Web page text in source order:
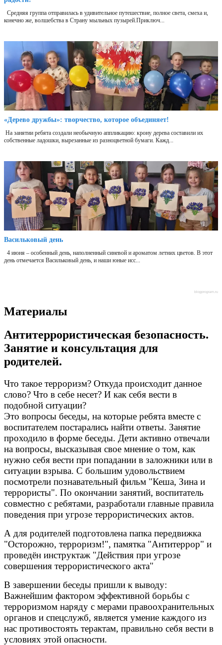
Средняя группа отправилась в удивительное путешествие, полное света, смеха и,
конечно же, волшебства в Страну мыльных пузырей.Приключ...
«Дерево дружбы»: творчество, которое объединяет!
На занятии ребята создали необычную аппликацию: крону дерева составили их
собственные ладошки, вырезанные из разноцветной бумаги. Кажд...
Васильковый день
4 июня – особенный день, наполненный синевой и ароматом летних цветов. В этот
день отмечается Васильковый день, и наши юные исс...
blogprogram.ru
Материалы
Антитеррористическая безопасность.
Занятие и консультация для
родителей.
Что такое терроризм? Откуда происходит данное
слово? Что в себе несет? И как себя вести в
подобной ситуации?
Это вопросы беседы, на которые ребята вместе с
воспитателем постарались найти ответы. Занятие
проходило в форме беседы. Дети активно отвечали
на вопросы, высказывая свое мнение о том, как
нужно себя вести при попадании в заложники или в
ситуации взрыва. С большим удовольствием
посмотрели познавательный фильм "Кеша, Зина и
террористы". По окончании занятий, воспитатель
совместно с ребятами, разработали главные правила
поведения при угрозе террористических актов.
А для родителей подготовлена папка передвижка
"Осторожно, терроризм!", памятка "Антитеррор" и
проведён инструктаж "Действия при угрозе
совершения террористического акта"
В завершении беседы пришли к выводу:
Важнейшим фактором эффективной борьбы с
терроризмом наряду с мерами правоохранительных
органов и спецслужб, является умение каждого из
нас противостоять терактам, правильно себя вести в
условиях этой опасности.